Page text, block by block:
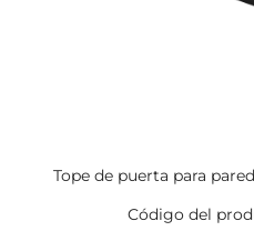
Tope de puerta para
Código del